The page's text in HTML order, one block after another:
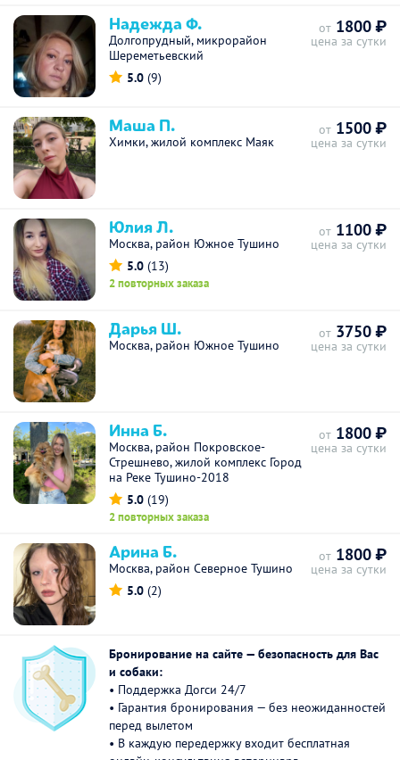
Надежда Ф.
Долгопрудный, микрорайон
Шереметьевский
5.0 (9)
от 1800 ₽
цена за сутки
Маша П.
Химки, жилой комплекс Маяк
от 1500 ₽
цена за сутки
Юлия Л.
Москва, район Южное Тушино
5.0 (13)
2 повторных заказа
от 1100 ₽
цена за сутки
Дарья Ш.
Москва, район Южное Тушино
от 3750 ₽
цена за сутки
Инна Б.
Москва, район Покровское-
Стрешнево, жилой комплекс Город
на Реке Тушино-2018
5.0 (19)
2 повторных заказа
от 1800 ₽
цена за сутки
Арина Б.
Москва, район Северное Тушино
5.0 (2)
от 1800 ₽
цена за сутки
Бронирование на сайте — безопасность для Вас
и собаки:
• Поддержка Догси 24/7
• Гарантия бронирования — без неожиданностей
перед вылетом
• В каждую передержку входит бесплатная